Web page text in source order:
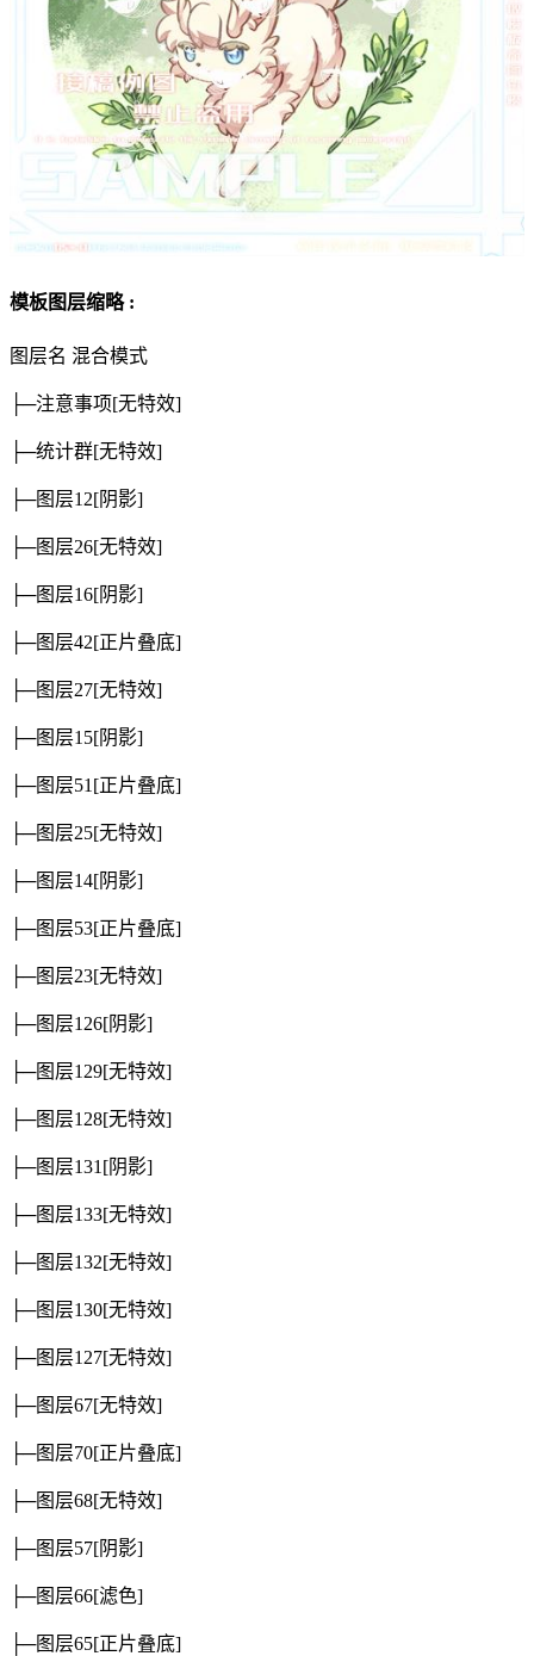
模板图层缩略 :
图层名 混合模式
├─注意事项[无特效]
├─统计群[无特效]
├─图层12[阴影]
├─图层26[无特效]
├─图层16[阴影]
├─图层42[正片叠底]
├─图层27[无特效]
├─图层15[阴影]
├─图层51[正片叠底]
├─图层25[无特效]
├─图层14[阴影]
├─图层53[正片叠底]
├─图层23[无特效]
├─图层126[阴影]
├─图层129[无特效]
├─图层128[无特效]
├─图层131[阴影]
├─图层133[无特效]
├─图层132[无特效]
├─图层130[无特效]
├─图层127[无特效]
├─图层67[无特效]
├─图层70[正片叠底]
├─图层68[无特效]
├─图层57[阴影]
├─图层66[滤色]
├─图层65[正片叠底]